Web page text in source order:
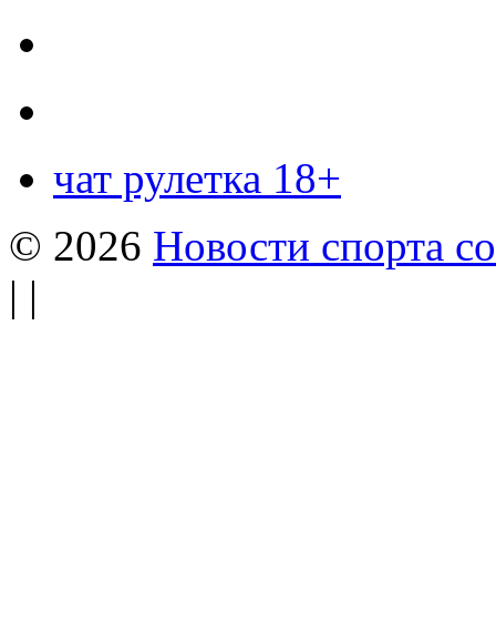
чат рулетка 18+
© 2026 Новости спорта
| |